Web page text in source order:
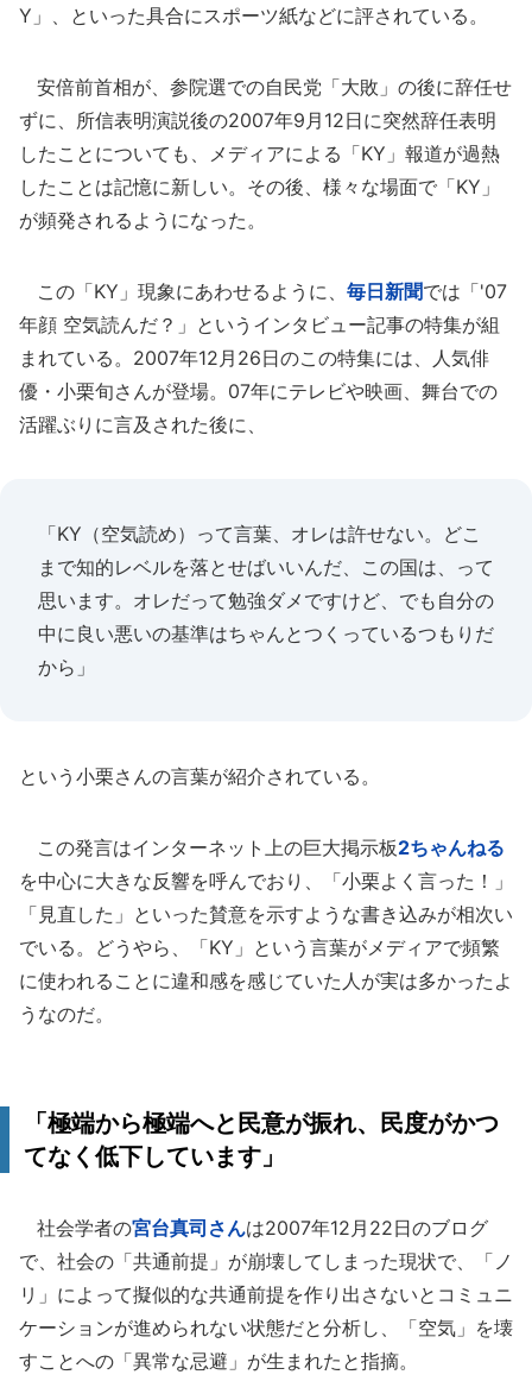
Y」、といった具合にスポーツ紙などに評されている。
安倍前首相が、参院選での自民党「大敗」の後に辞任せ
ずに、所信表明演説後の2007年9月12日に突然辞任表明
したことについても、メディアによる「KY」報道が過熱
したことは記憶に新しい。その後、様々な場面で「KY」
が頻発されるようになった。
この「KY」現象にあわせるように、 毎日新聞では「'07
年顔 空気読んだ？」というインタビュー記事の特集が組
まれている。2007年12月26日のこの特集には、人気俳
優・小栗旬さんが登場。07年にテレビや映画、舞台での
活躍ぶりに言及された後に、
「KY（空気読め）って言葉、オレは許せない。どこ
まで知的レベルを落とせばいいんだ、この国は、って
思います。オレだって勉強ダメですけど、でも自分の
中に良い悪いの基準はちゃんとつくっているつもりだ
から」
という小栗さんの言葉が紹介されている。
この発言はインターネット上の巨大掲示板2ちゃんねる
を中心に大きな反響を呼んでおり、「小栗よく言った！」
「見直した」といった賛意を示すような書き込みが相次い
でいる。どうやら、「KY」という言葉がメディアで頻繁
に使われることに違和感を感じていた人が実は多かったよ
うなのだ。
「極端から極端へと民意が振れ、民度がかつ
てなく低下しています」
社会学者の宮台真司さんは2007年12月22日のブログ
で、社会の「共通前提」が崩壊してしまった現状で、「ノ
リ」によって擬似的な共通前提を作り出さないとコミュニ
ケーションが進められない状態だと分析し、「空気」を壊
すことへの「異常な忌避」が生まれたと指摘。